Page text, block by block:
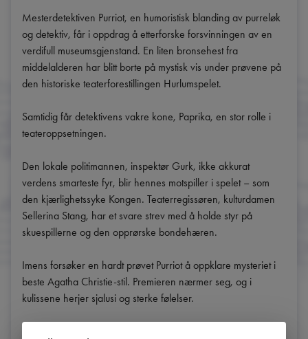
Mesterdetektiven Purriot, en humoristisk blanding av purreløk
og detektiv, får i oppdrag å etterforske forsvinningen av en
verdifull museumsgjenstand. En liten bronsehest fra
middelalderen har blitt borte på mystisk vis under prøvene på
den historiske teaterforestillingen Hurlumspelet.
Samtidig får detektivens vakre kone, Paprika, en stor rolle i
teateroppsetningen.
Den lokale politimannen, inspektør Gurk, ikke akkurat
verdens smarteste fyr, blir hennes motspiller i spelet – som
den kjærlighetssyke Kongen. Teaterregissøren, kulturdamen
Sellerina Stang, har et svare strev med å holde styr på
skuespillerne og den opprørske bondehæren.
Imens forsøker en hardt prøvet Purriot å oppklare mysteriet i
beste Agatha Christie-stil. Premieren nærmer seg, og i
kulissene herjer sjalusi og sterke følelser.